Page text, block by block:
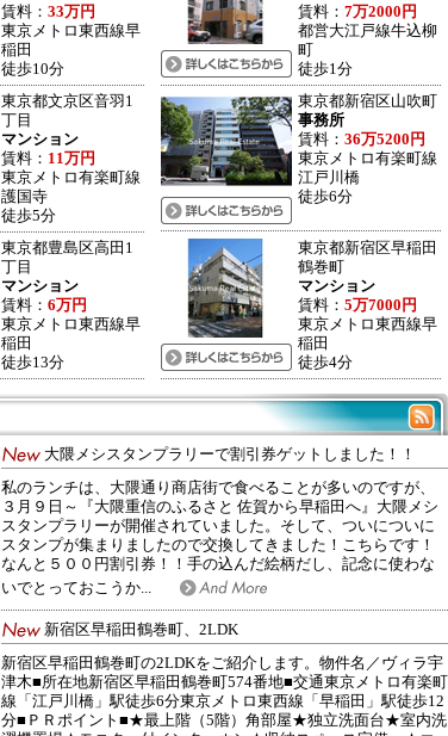
賃料： 33万円
東京メトロ東西線早
稲田
徒歩10分
賃料： 7万2000円
都営大江戸線牛込柳
町
徒歩1分
東京都文京区音羽1
丁目
マンション
賃料： 11万円
東京メトロ有楽町線
護国寺
徒歩5分
東京都新宿区山吹町
事務所
賃料： 36万5200円
東京メトロ有楽町線
江戸川橋
徒歩6分
東京都豊島区高田1
丁目
マンション
賃料： 6万円
東京メトロ東西線早
稲田
徒歩13分
東京都新宿区早稲田
鶴巻町
マンション
賃料： 5万7000円
東京メトロ東西線早
稲田
徒歩4分
大隈メシスタンプラリーで割引券ゲットしました！！
私のランチは、大隈通り商店街で食べることが多いのですが、
３月９日～『大隈重信のふるさと 佐賀から早稲田へ』大隈メシ
スタンプラリーが開催されていました。そして、ついについに
スタンプが集まりましたので交換してきました！こちらです！
なんと５００円割引券！！手の込んだ絵柄だし、記念に使わな
いでとっておこうか...
新宿区早稲田鶴巻町、2LDK
新宿区早稲田鶴巻町の2LDKをご紹介します。物件名／ヴィラ宇
津木■所在地新宿区早稲田鶴巻町574番地■交通東京メトロ有楽町
線「江戸川橋」駅徒歩6分東京メトロ東西線「早稲田」駅徒歩12
分■ＰＲポイント■★最上階（5階）角部屋★独立洗面台★室内洗